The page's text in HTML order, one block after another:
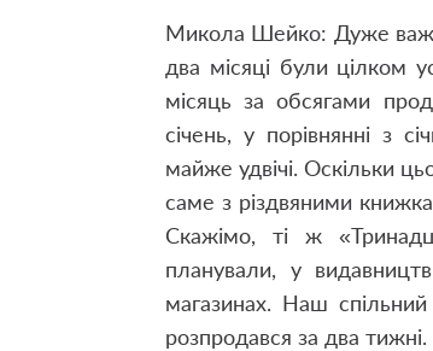
Микола Шейко: Дуже
два місяці були цілком
місяць за обсягами
січень, у порівнянні з
майже удвічі. Оскільки
саме з різдвяними
Скажімо, ті ж
планували, у
магазинах. Наш
розпродався за два